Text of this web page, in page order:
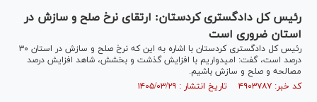
رئیس کل دادگستری کردستان: ارتقای نرخ صلح و سازش در
استان ضروری است
رئیس کل دادگستری کردستان با اشاره به این که نرخ صلح و سازش در استان ۳۰
درصد است، گفت: امیدواریم با افزایش گذشت و بخشش، شاهد افزایش درصد
مصالحه و صلح و سازش باشیم.
کد خبر: ۴۹۰۳۷۸۷ تاریخ انتشار : ۱۴۰۵/۰۳/۲۹